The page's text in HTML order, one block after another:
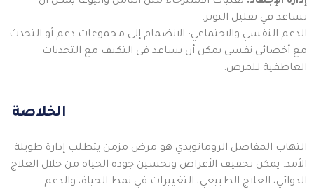
تساعد في تقليل التوتر.
الدعم النفسي والاجتماعي: الانضمام إلى مجموعات دعم أو التحدث
مع أخصائي نفسي يمكن أن يساعد في التكيف مع التحديات
العاطفية للمرض.
الخلاصة
التهاب المفاصل الروماتويدي هو مرض مزمن يتطلب إدارة طويلة
الأمد. يمكن تخفيف الأعراض وتحسين جودة الحياة من خلال العلاج
الدوائي، العلاج الطبيعي، التغييرات في نمط الحياة، والدعم